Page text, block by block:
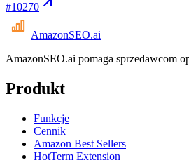
#10270
AmazonSEO.ai
AmazonSEO.ai pomaga sprzedawcom
Produkt
Funkcje
Cennik
Amazon Best Sellers
HotTerm Extension